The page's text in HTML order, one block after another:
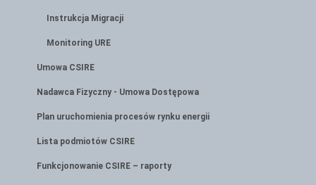
Instrukcja Migracji
Monitoring URE
Umowa CSIRE
Nadawca Fizyczny - Umowa Dostępowa
Plan uruchomienia procesów rynku energii
Lista podmiotów CSIRE
Funkcjonowanie CSIRE – raporty